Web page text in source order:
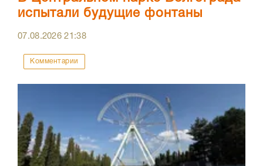
испытали будущие фонтаны
07.08.202621:38
Комментарии